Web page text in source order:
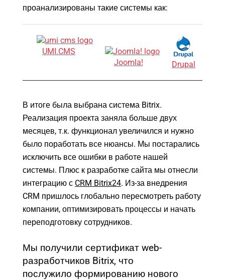
проанализированы такие системы как:
UMI.CMS
Joomla!
Drupal
В итоге была выбрана система Bitrix.
Реализация проекта заняла больше двух
месяцев, т.к. функционал увеличился и нужно
было поработать все нюансы. Мы постарались
исключить все ошибки в работе нашей
системы. Плюс к разработке сайта мы отнесли
интеграцию с CRM Bitrix24. Из-за внедрения
CRM пришлось глобально пересмотреть работу
компании, оптимизировать процессы и начать
переподготовку сотрудников.
Мы получили сертификат web-
разработчиков Bitrix, что
послужило формированию нового
Яндекс
SEO
SMM